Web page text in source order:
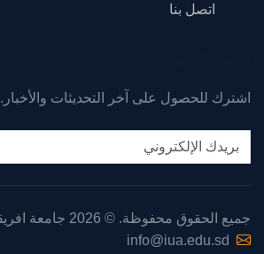
اتصل بنا
اشترك للحصول على آخر التحديثات والأخبار.
جميع الحقوق محفوظة. © 2026 جامعة افريقيا العالمية.
info@iua.edu.sd